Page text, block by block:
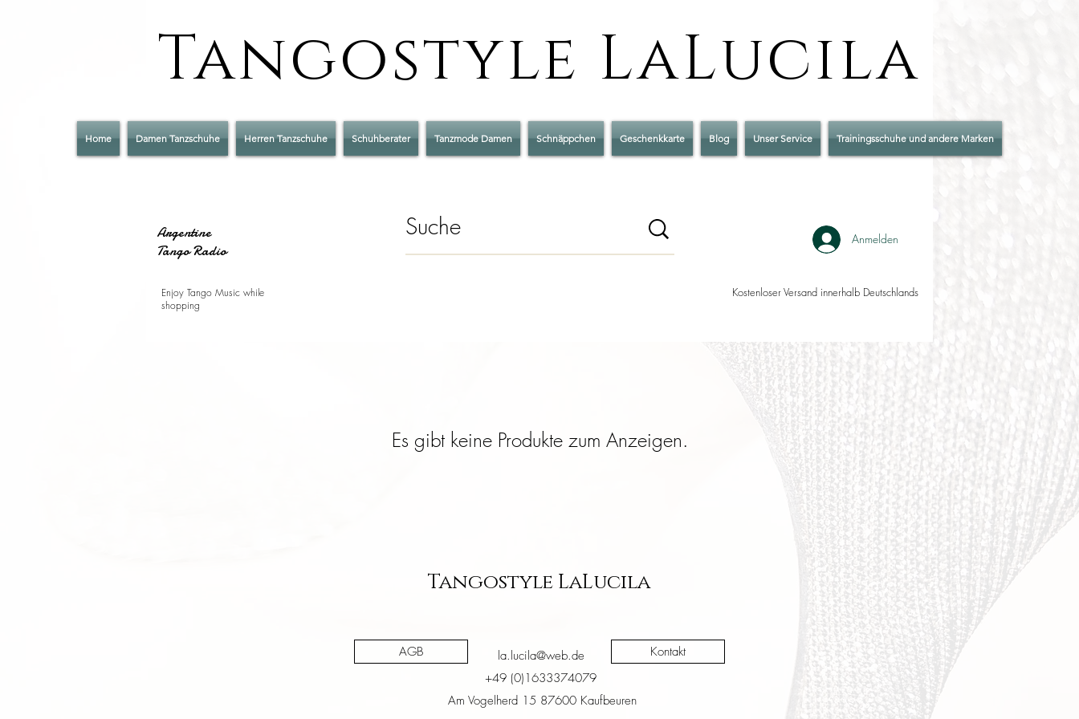
Tangostyle LaLucila
Argentine
Tango Radio
Enjoy Tango Music while
shopping
Anmelden
Kostenloser Versand innerhalb Deutschlands
Home Damen Tanzschuhe Herren Tanzschuhe Schuhberater Tanzmode Damen Schnäppchen Geschenkkarte Blog Unser Service Trainingsschuhe und andere Marken
Es gibt keine Produkte zum Anzeigen.
Tangostyle LaLucila
Kontakt
la.lucila@web.de
AGB
+49 (0)1633374079
Am Vogelherd 15 87600 Kaufbeuren